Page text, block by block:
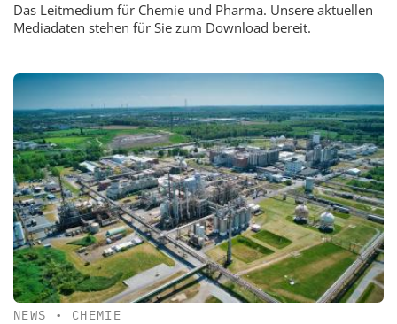
Das Leitmedium für Chemie und Pharma. Unsere aktuellen
Mediadaten stehen für Sie zum Download bereit.
NEWS • CHEMIE